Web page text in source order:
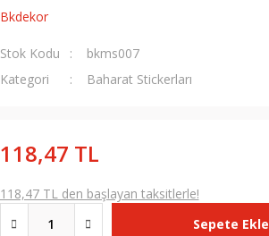
Bkdekor
Stok Kodu
bkms007
Kategori
Baharat Stickerları
118,47 TL
118,47 TL den başlayan taksitlerle!
Sepete Ekle